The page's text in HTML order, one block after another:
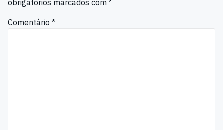
obrigatórios marcados com *
Comentário *